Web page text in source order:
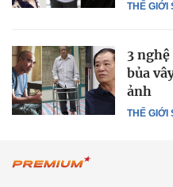
THẾ GIỚI
THẾ GIỚI
3
bủa
ảnh